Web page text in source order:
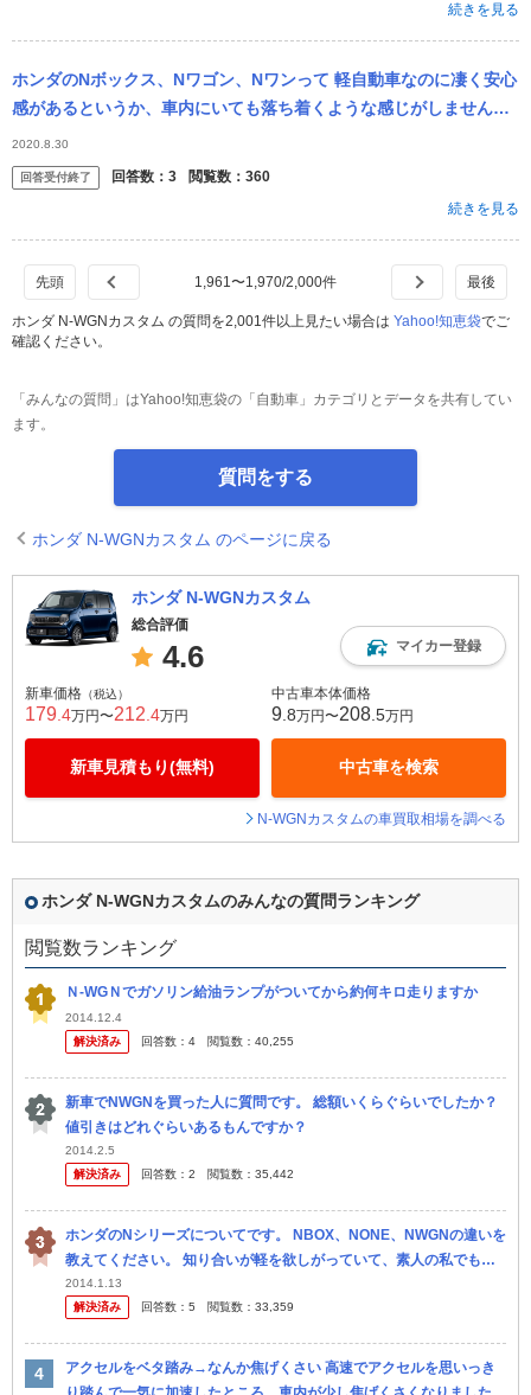
続きを見る
ホンダのNボックス、Nワゴン、Nワンって 軽自動車なのに凄く安心
感があるというか、車内にいても落ち着くような感じがしません
か？？？ インパネが高いので囲まれている感があるからなのでしょ
うか？？笑
2020.8.30
回答受付終了 回答数： 3 閲覧数： 360
続きを見る
1,961 〜1,970/2,000件
ホンダ N-WGNカスタム の質問を2,001件以上見たい場合は Yahoo!知恵袋でご
確認ください。
「みんなの質問」はYahoo!知恵袋の「自動車」カテゴリとデータを共有してい
ます。
質問をする
ホンダ N-WGNカスタム のページに戻る
ホンダ N-WGNカスタム
総合評価
4.6 マイカー登録
新車価格 （税込）
179 .4万円〜212 .4万円
新車見積もり(無料)
中古車本体価格
9 .8万円〜208 .5万円
中古車を検索
N-WGNカスタムの車買取相場を調べる
ホンダ N-WGNカスタムのみんなの質問ランキング
閲覧数ランキング
Ｎ-WGＮでガソリン給油ランプがついてから約何キロ走りますか
2014.12.4
解決済み
回答数： 4 閲覧数： 40,255
新車でNWGNを買った人に質問です。 総額いくらぐらいでしたか？
値引きはどれぐらいあるもんですか？
2014.2.5
解決済み
回答数： 2 閲覧数： 35,442
ホンダのNシリーズについてです。 NBOX、NONE、NWGNの違いを
教えてください。 知り合いが軽を欲しがっていて、素人の私でも説
明してあげられるように、 わかるやすく教えて頂きたいです。 よ...
2014.1.13
解決済み
回答数： 5 閲覧数： 33,359
アクセルをベタ踏み→なんか焦げくさい 高速でアクセルを思いっき